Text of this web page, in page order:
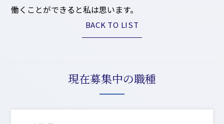
働くことができると私は思います。
BACK TO LIST
現在募集中の職種